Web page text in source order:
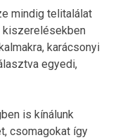
mindig telitalálat
kiszerelésekben
karácsonyi
egyedi,
is kínálunk
csomagokat így